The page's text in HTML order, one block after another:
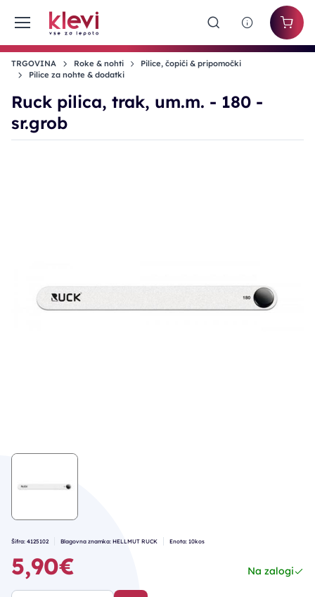
TRGOVINA Roke & nohti
Pilice, čopiči & pripomočki
Pilice za nohte & dodatki
Ruck pilica, trak, um.m. - 180 -
sr.grob
Šifra: 4125102 Blagovna znamka: HELLMUT RUCK Enota: 10kos
5,90€ Na zalogi